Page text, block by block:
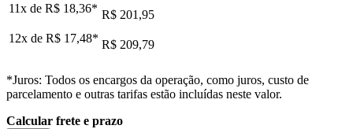
11x de R$ 18,36* R$ 201,95
12x de R$ 17,48* R$ 209,79
*Juros: Todos os encargos da operação, como juros, custo de
parcelamento e outras tarifas estão incluídas neste valor.
Calcular frete e prazo